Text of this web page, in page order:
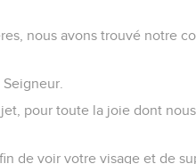
nous avons trouvé notre
pour toute la joie dont
de voir votre visage et de